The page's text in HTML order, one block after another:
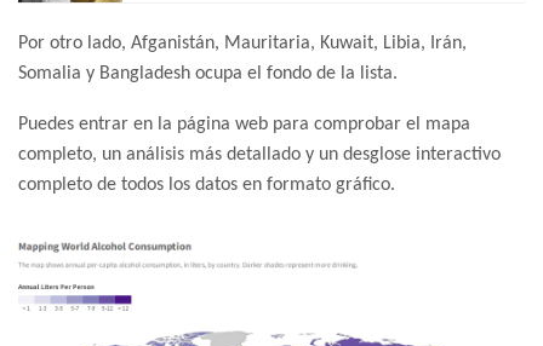
Por otro lado, Afganistán, Mauritaria, Kuwait, Libia, Irán,
Somalia y Bangladesh ocupa el fondo de la lista.
Puedes entrar en la página web para comprobar el mapa
completo, un análisis más detallado y un desglose interactivo
completo de todos los datos en formato gráfico.